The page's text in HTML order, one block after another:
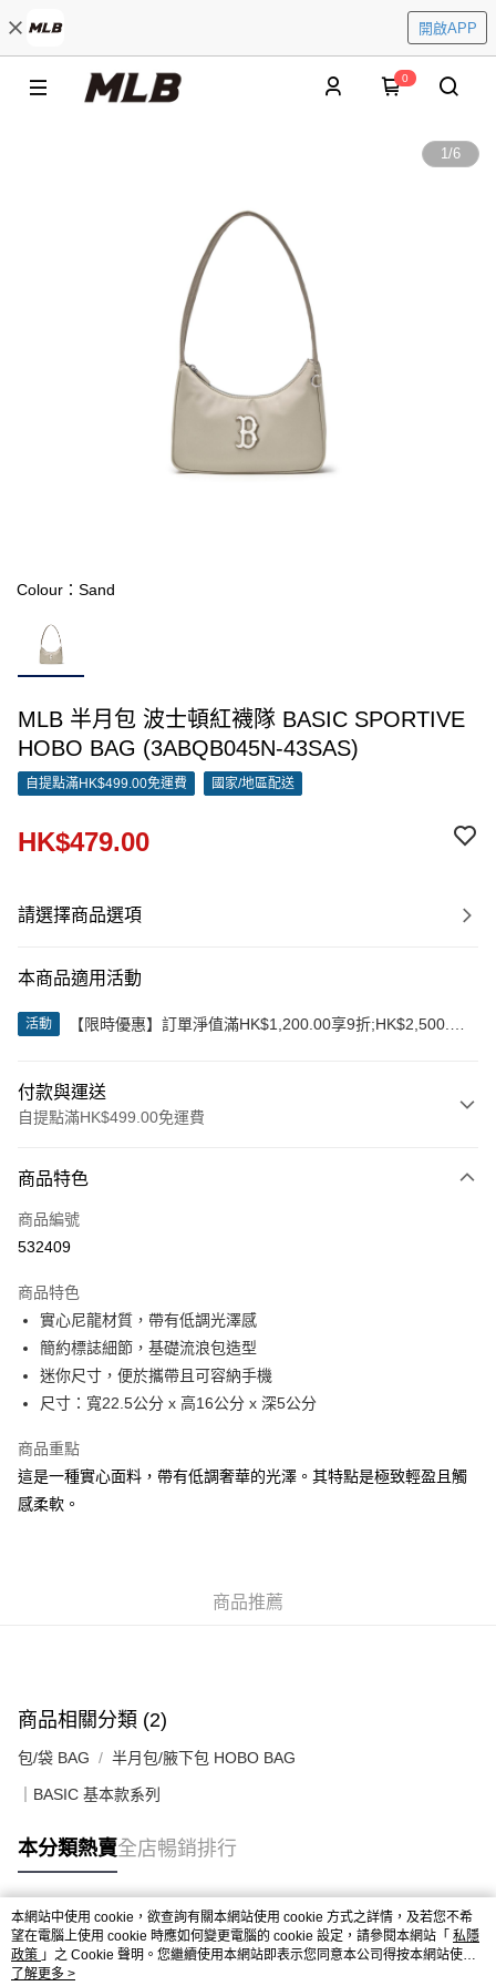
開啟APP
0
1/6
Colour：Sand
MLB 半月包 波士頓紅襪隊 BASIC SPORTIVE
HOBO BAG (3ABQB045N-43SAS)
自提點滿HK$499.00免運費 國家/地區配送
HK$479.00
請選擇商品選項
本商品適用活動
活動
【限時優惠】訂單淨值滿HK$1,200.00享9折;HK$2,500.00
付款與運送
自提點滿HK$499.00免運費
信用卡
Apple Pay
AlipayHK
WeChat Pay
送貨方式
付款後順豐站及營業點
每筆HK$50.00，滿HK$499.00或以上免運費
付款後順豐合作便利店
商品特色
商品編號
532409
商品特色
實心尼龍材質，帶有低調光澤感
簡約標誌細節，基礎流浪包造型
迷你尺寸，便於攜帶且可容納手機
尺寸：寬22.5公分 x 高16公分 x 深5公分
商品重點
這是一種實心面料，帶有低調奢華的光澤。其特點是極致輕盈且觸
感柔軟。
商品推薦
商品相關分類 (2)
包/袋 BAG 半月包/腋下包 HOBO BAG
｜BASIC 基本款系列
本分類熱賣全店暢銷排行
熱門標籤
熱銷排行
本網站中使用 cookie，欲查詢有關本網站使用 cookie 方式之詳情，及若您不希
望在電腦上使用 cookie 時應如何變更電腦的 cookie 設定，請參閱本網站「 私隱
政策 」之 Cookie 聲明。您繼續使用本網站即表示您同意本公司得按本網站使用
條款之 Cookie 聲明使用 cookie。
了解更多 >